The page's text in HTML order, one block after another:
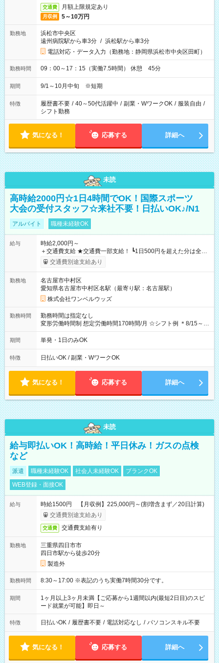
交通費 月額上限規定あり
月収例 5～10万円
勤務地
浜松市中央区
遠州病院駅から車3分 / 浜松駅から車3分
電話対応・データ入力（勤務地：静岡県浜松市中央区田町）
勤務時間 09：00～17：15（実働7.5時間） 休憩 45分
期間 9/1～10月中旬 ※短期
特徴 履歴書不要 / 40～50代活躍中 / 副業・WワークOK / 服装自由 /
シフト勤務
気になる！ 応募する 詳細へ
未読
高時給2000円☆1日4時間でOK！国際スポーツ
大会の受付スタッフ☆来社不要！日払いOK♪/N1
アルバイト 職種未経験OK
給与
時給2,000円～
＋交通費支給 ★交通費一部支給！ ┗1日500円を超えた分は全額
支給！ ※往復500円以内の方は自己負担となります ★日払い
OK！（規定あり） ┗働いたその日に現金GET♪ お仕事後はコン
期間なし
交通費別途支給あり
勤務地
名古屋市中村区
愛知県名古屋市中村区名駅（最寄り駅：名古屋駅）
株式会社ワンベルウッズ
勤務時間
勤務時間は指定なし
変形労働時間制 想定労働時間170時間/月 ☆シフト例 ＊8/15～
10/26 全日共通 08：00～12：00 17：00～21：00 ＊8/31
～9/19のみ下記シフトもあります！ 12：00～16：00 ＊9/6～
00
期間 単発・1日のみOK
特徴 日払いOK / 副業・WワークOK
気になる！ 応募する 詳細へ
未読
給与即払いOK！高時給！平日休み！ガスの点検
など
派遣 職種未経験OK 社会人未経験OK
ブランクOK
WEB登録・面接OK
給与
時給1500円 【月収例】225,000円～(割増含まず／20日計算)
交通費別途支給あり
交通費 交通費支給有り
勤務地
三重県四日市市
四日市駅から徒歩20分
製造外
勤務時間 8:30～17:00 ※表記のうち実働7時間30分です。
期間
1ヶ月以上3ヶ月未満【ご応募から1週間以内(最短2日目)のスピ
ード就業が可能】即日～
特徴 日払いOK / 履歴書不要 / 電話対応なし / パソコンスキル不要
気になる！ 応募する 詳細へ